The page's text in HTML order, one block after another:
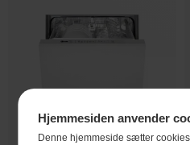
Hjemmesiden anvender
Denne hjemmeside sætter